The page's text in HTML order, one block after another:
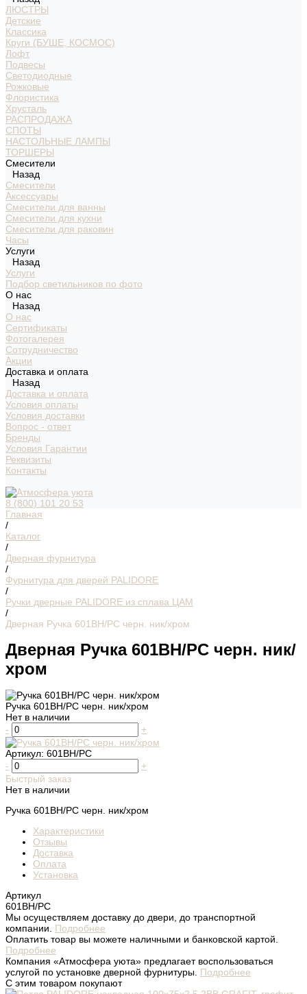
ЛЮСТРЫ
Детские
Классика
Круги (БУШЕ, КОСМОС)
Лофт
Подвесы
Светодиодные
Рожковые
Флористика
Хрусталь
РАСПРОДАЖА
СПОТЫ
НАСТОЛЬНЫЕ ЛАМПЫ
ТОРШЕРЫ
Смесители
Назад
Смесители
Аксессуары
Смесители для ванны
Смесители для кухни
Смесители для раковин
Часы
Услуги
Назад
Услуги
Подбор светильников по фото
О нас
Назад
О нас
Сертификаты
Фотогалерея
Сотрудничество
Акции
Доставка и оплата
Назад
Доставка и оплата
Условия оплаты
Условия доставки
Вопрос - ответ
Бренды
Условия Гарантии
Реквизиты
Контакты
8 (800) 101 20 53
Главная
/
Каталог
/
Дверная фурнитура
/
Фурнитура для дверей PALIDORE
/
Ручки дверные PALIDORE из сплава ЦАМ
/
Дверная Ручка 601BH/PC черн. ник/хром
Дверная Ручка 601BH/PC черн. ник/
хром
Ручка 601BH/PC черн. ник/хром
Нет в наличии
-
+
Артикул: 601BH/PC
-
+
Быстрый заказ
Нет в наличии
Ручка 601BH/PC черн. ник/хром
Характеристики
Отзывы
Доставка
Оплата
Установка
Артикул
601BH/PC
Мы осуществляем доставку до двери, до транспортной
компании. Подробнее
Оплатить товар вы можете наличными и банковской картой.
Подробнее
Компания «Атмосфера уюта» предлагает воспользоваться
услугой по установке дверной фурнитуры. Подробнее
С этим товаром покупают